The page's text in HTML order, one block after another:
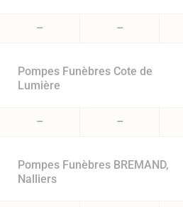
– –
Pompes Funèbres Cote de
Lumière
– –
Pompes Funèbres BREMAND,
Nalliers